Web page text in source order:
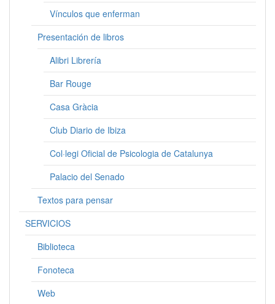
Vínculos que enferman
Presentación de libros
Alibri Librería
Bar Rouge
Casa Gràcia
Club Diario de Ibiza
Col·legi Oficial de Psicologia de Catalunya
Palacio del Senado
Textos para pensar
SERVICIOS
Biblioteca
Fonoteca
Web